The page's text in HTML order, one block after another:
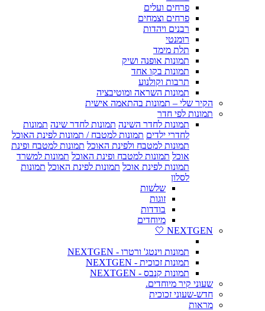
פרחים ועלים
פרחים וצמחים
רבנים ויהדות
רומנטי
תלת מימד
תמונות אופנה ושיק
תמונות בקו אחד
תרבות וקולנוע
תמונות השראה ומוטיבציה
הקיר שלי – תמונות בהתאמה אישית
תמונות לפי חדר
תמונות לחדר השינה תמונות לחדר שינה תמונות
לחדרי ילדים תמונות למטבח / תמונות לפינת האוכל
תמונות למטבח ולפינת האוכל תמונות למטבח ופינת
אוכל תמונות למטבח ופינת האוכל תמונות למשרד
תמונות לפינת אוכל תמונות לפינת האוכל תמונות
לסלון
שלשות
זוגות
בודדות
מיוחדים
NEXTGEN 🤍
תמונות וינטג' ורטרו - NEXTGEN
תמונות זכוכית - NEXTGEN
תמונות קנבס - NEXTGEN
שעוני קיר מיוחדים.
חדש-שעוני זכוכית
מראות